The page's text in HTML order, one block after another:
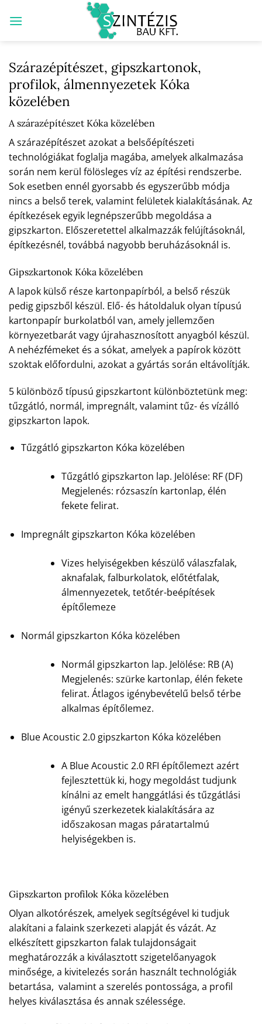
Szárazépítészet, gipszkartonok,
profilok, álmennyezetek Kóka
közelében
A szárazépítészet Kóka közelében
A szárazépítészet azokat a belsőépítészeti
technológiákat foglalja magába, amelyek alkalmazása
során nem kerül fölösleges víz az építési rendszerbe.
Sok esetben ennél gyorsabb és egyszerűbb módja
nincs a belső terek, valamint felületek kialakításának. Az
építkezések egyik legnépszerűbb megoldása a
gipszkarton. Előszeretettel alkalmazzák felújításoknál,
építkezésnél, továbbá nagyobb beruházásoknál is.
Gipszkartonok Kóka közelében
A lapok külső része kartonpapírból, a belső részük
pedig gipszből készül. Elő- és hátoldaluk olyan típusú
kartonpapír burkolatból van, amely jellemzően
környezetbarát vagy újrahasznosított anyagból készül.
A nehézfémeket és a sókat, amelyek a papírok között
szoktak előfordulni, azokat a gyártás során eltávolítják.
5 különböző típusú gipszkartont különböztetünk meg:
tűzgátló, normál, impregnált, valamint tűz- és vízálló
gipszkarton lapok.
Tűzgátló gipszkarton Kóka közelében
Tűzgátló gipszkarton lap. Jelölése: RF (DF)
Megjelenés: rózsaszín kartonlap, élén
fekete felirat.
Impregnált gipszkarton Kóka közelében
Vizes helyiségekben készülő válaszfalak,
aknafalak, falburkolatok, előtétfalak,
álmennyezetek, tetőtér-beépítések
építőlemeze
Normál gipszkarton Kóka közelében
Normál gipszkarton lap. Jelölése: RB (A)
Megjelenés: szürke kartonlap, élén fekete
felirat. Átlagos igénybevételű belső térbe
alkalmas építőlemez.
Blue Acoustic 2.0 gipszkarton Kóka közelében
A Blue Acoustic 2.0 RFI építőlemezt azért
fejlesztettük ki, hogy megoldást tudjunk
kínálni az emelt hanggátlási és tűzgátlási
igényű szerkezetek kialakítására az
időszakosan magas páratartalmú
helyiségekben is.
Gipszkarton profilok Kóka közelében
Olyan alkotórészek, amelyek segítségével ki tudjuk
alakítani a falaink szerkezeti alapját és vázát. Az
elkészített gipszkarton falak tulajdonságait
meghatározzák a kiválasztott szigetelőanyagok
minősége, a kivitelezés során használt technológiák
betartása, valamint a szerelés pontossága, a profil
helyes kiválasztása és annak szélessége.